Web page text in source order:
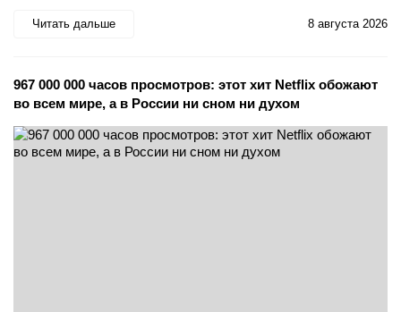
Читать дальше 8 августа 2026
967 000 000 часов просмотров: этот хит Netflix обожают
во всем мире, а в России ни сном ни духом